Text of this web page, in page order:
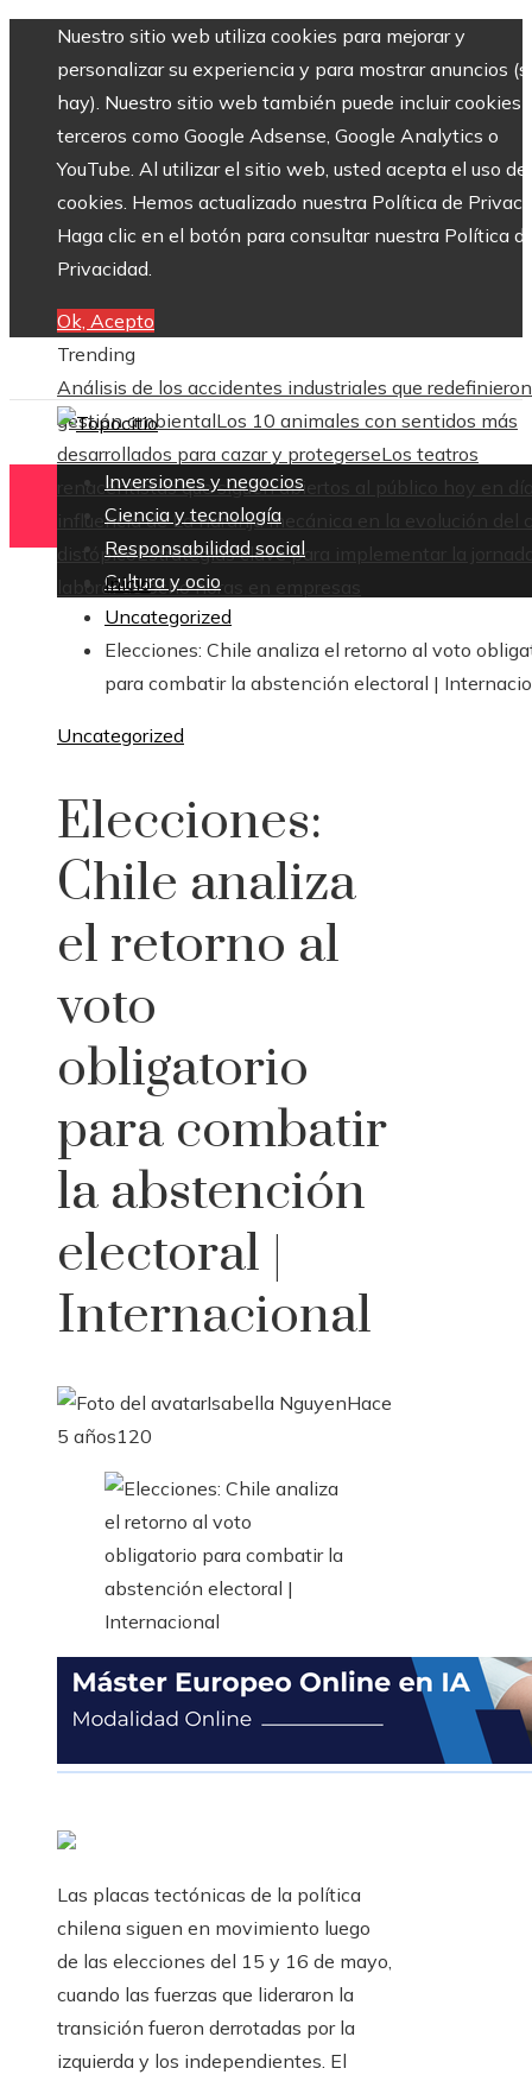
Nuestro sitio web utiliza cookies para mejorar y
personalizar su experiencia y para mostrar anuncios
hay). Nuestro sitio web también puede incluir cookies
terceros como Google Adsense, Google Analytics o
YouTube. Al utilizar el sitio web, usted acepta el uso de
cookies. Hemos actualizado nuestra Política de
Haga clic en el botón para consultar nuestra Política
Privacidad.
Ok, Acepto
Trending
Análisis de los accidentes industriales que
gestión ambientalLos 10 animales con sentidos más
desarrollados para cazar y protegerseLos teatros
renacentistas que siguen abiertos al público hoy en
influencia de La naranja mecánica en la evolución del
distópicoEstrategias clave para implementar la
laboral de ocho horas en empresas
Inversiones y negocios
Ciencia y tecnología
Responsabilidad social
Cultura y ocio
Inicio
Uncategorized
Elecciones: Chile analiza el retorno al voto
para combatir la abstención electoral |
Uncategorized
Elecciones:
Chile analiza
el retorno al
voto
obligatorio
para combatir
la abstención
electoral |
Internacional
Isabella NguyenHace
5 años120
Las placas tectónicas de la política
chilena siguen en movimiento luego
de las elecciones del 15 y 16 de mayo,
cuando las fuerzas que lideraron la
transición fueron derrotadas por la
izquierda y los independientes. El